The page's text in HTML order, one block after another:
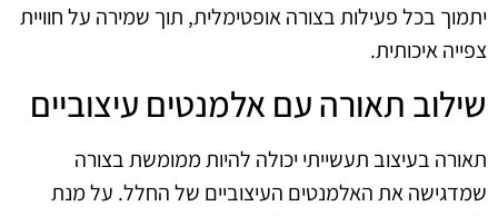
יתמוך בכל פעילות בצורה אופטימלית, תוך שמירה על חוויית
צפייה איכותית.
שילוב תאורה עם אלמנטים עיצוביים
תאורה בעיצוב תעשייתי יכולה להיות ממומשת בצורה
שמדגישה את האלמנטים העיצוביים של החלל. על מנת